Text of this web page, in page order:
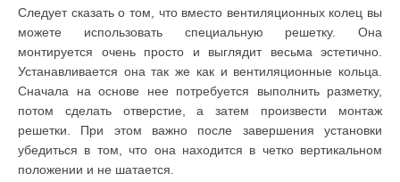
Следует сказать о том, что вместо вентиляционных колец вы
можете использовать специальную решетку. Она
монтируется очень просто и выглядит весьма эстетично.
Устанавливается она так же как и вентиляционные кольца.
Сначала на основе нее потребуется выполнить разметку,
потом сделать отверстие, а затем произвести монтаж
решетки. При этом важно после завершения установки
убедиться в том, что она находится в четко вертикальном
положении и не шатается.